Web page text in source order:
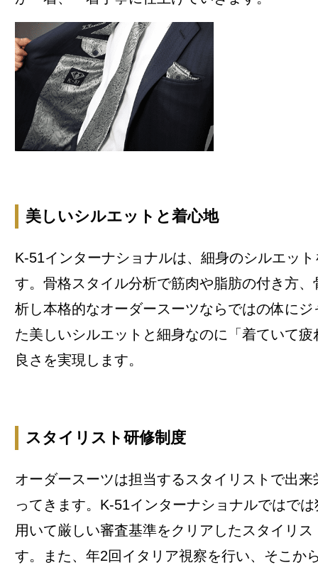
美しいシルエットと着心地
K-51インターナショナルは、細身のシルエッ
す。骨格スタイル分析で筋肉や脂肪の付き方
析し本格的なオーダースーツならではの体に
た美しいシルエットと細身なのに「着ていて
良さを実現します。
スタイリスト研修制度
オーダースーツは担当するスタイリストで出
ってきます。K-51インターナショナルではで
用いて厳しい審査基準をクリアしたスタイリ
す。また、年2回イタリア視察を行い、そこか